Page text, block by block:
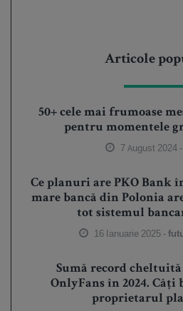
Articole
50+ cele mai frumoase
pentru momentele
7 August 2024 -
Ce planuri are PKO Bank
mare bancă din Polonia
tot sistemul
16 Ianuarie 2025 -
Sumă record
OnlyFans în 2024. Câți
proprietarul